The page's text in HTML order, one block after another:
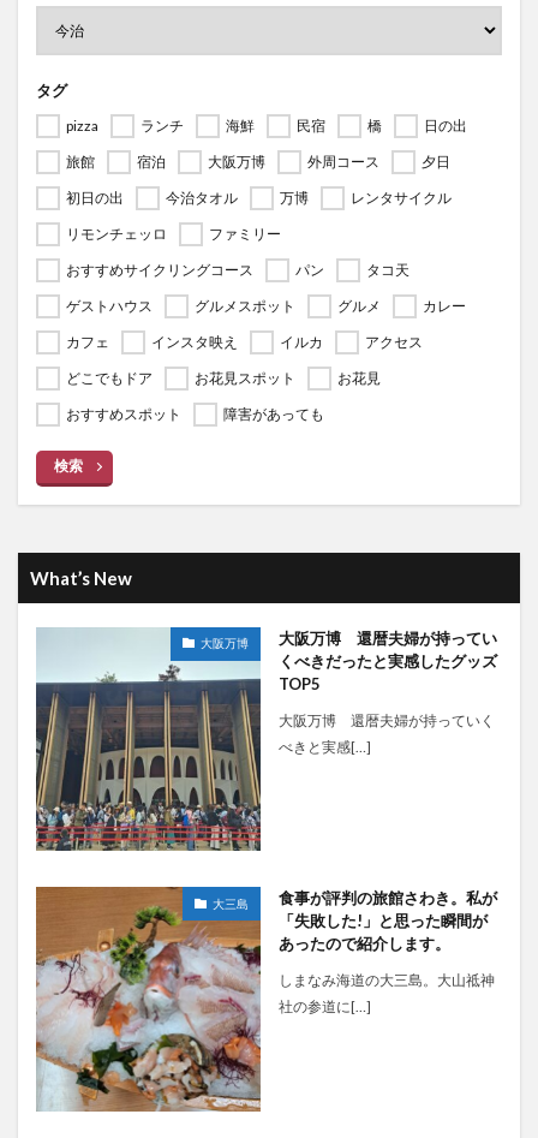
タグ
pizza ランチ 海鮮 民宿 橋
日の出
旅館
宿泊 大阪万博 外周コース
夕日
初日の出
今治タオル 万博
レンタサイクル
リモンチェッロ
ファミリー
おすすめサイクリングコース
パン
タコ天
ゲストハウス
グルメスポット グルメ
カレー
カフェ
インスタ映え イルカ
アクセス
どこでもドア
お花見スポット
お花見
おすすめスポット
障害があっても
検索
What’s New
大阪万博
大阪万博 還暦夫婦が持ってい
くべきだったと実感したグッズ
TOP5
大阪万博 還暦夫婦が持っていく
べきと実感[…]
大三島
食事が評判の旅館さわき。私が
「失敗した!」と思った瞬間が
あったので紹介します。
しまなみ海道の大三島。大山祗神
社の参道に[…]